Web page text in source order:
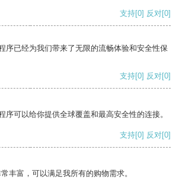
支持[0] 反对[0]
序已经为我们带来了无限的流畅体验和安全性保
支持[0] 反对[0]
序可以给你提供全球覆盖和最高安全性的连接。
支持[0] 反对[0]
丰富，可以满足我所有的购物需求。